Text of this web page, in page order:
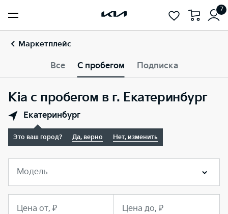
7
Маркетплейс
Все С пробегом Подписка
Kia с пробегом в г. Екатеринбург
Екатеринбург
Это ваш город? Да, верно Нет, изменить
Модель
Цена от, ₽ Цена до, ₽